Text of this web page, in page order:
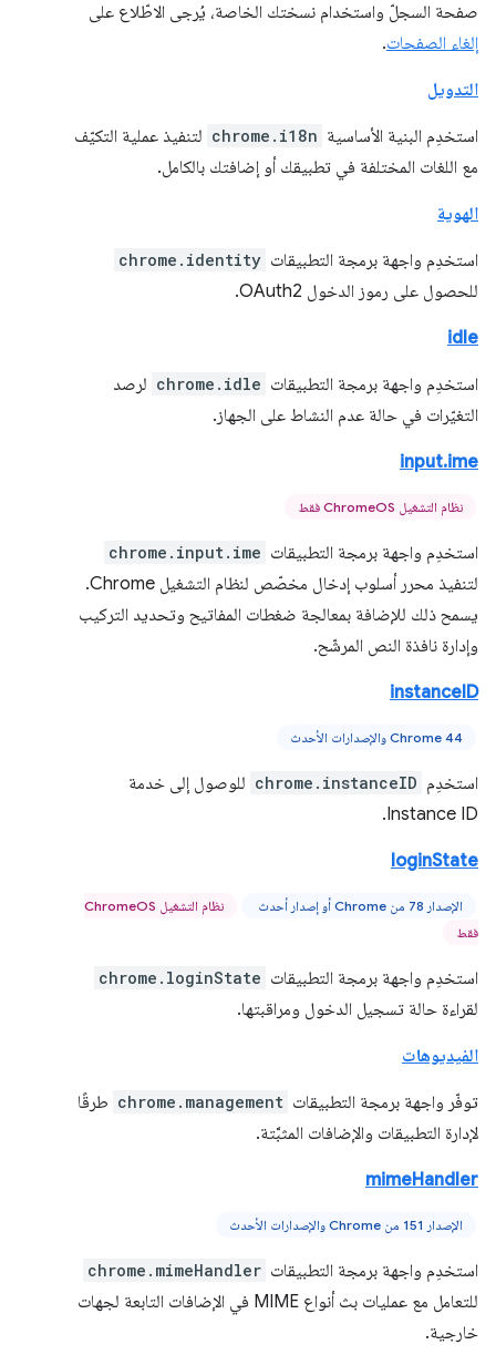
صفحة السجلّ واستخدام نسختك الخاصة، يُرجى الاطّلاع على
إلغاء الصفحات.
التدويل
استخدِم البنية الأساسية chrome.i18n لتنفيذ عملية التكيّف
مع اللغات المختلفة في تطبيقك أو إضافتك بالكامل.
الهوية
استخدِم واجهة برمجة التطبيقات chrome.identity
للحصول على رموز الدخول OAuth2.
idle
استخدِم واجهة برمجة التطبيقات chrome.idle لرصد
التغيّرات في حالة عدم النشاط على الجهاز.
input.ime
نظام التشغيل ChromeOS فقط
استخدِم واجهة برمجة التطبيقات chrome.input.ime
لتنفيذ محرر أسلوب إدخال مخصّص لنظام التشغيل Chrome.
يسمح ذلك للإضافة بمعالجة ضغطات المفاتيح وتحديد التركيب
وإدارة نافذة النص المرشّح.
instanceID
Chrome 44 والإصدارات الأحدث
استخدِم chrome.instanceID للوصول إلى خدمة
Instance ID.
loginState
الإصدار 78 من Chrome أو إصدار أحدث
نظام التشغيل ChromeOS
فقط
استخدِم واجهة برمجة التطبيقات chrome.loginState
لقراءة حالة تسجيل الدخول ومراقبتها.
الفيديوهات
توفّر واجهة برمجة التطبيقات chrome.management طرقًا
لإدارة التطبيقات والإضافات المثبَّتة.
mimeHandler
الإصدار 151 من Chrome والإصدارات الأحدث
استخدِم واجهة برمجة التطبيقات chrome.mimeHandler
للتعامل مع عمليات بث أنواع MIME في الإضافات التابعة لجهات
خارجية.